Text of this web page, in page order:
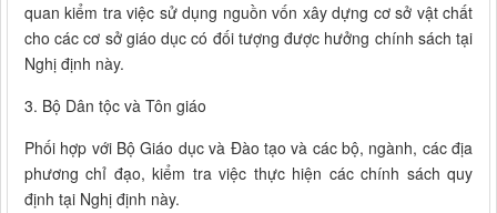
quan kiểm tra việc sử dụng nguồn vốn xây dựng cơ sở vật chất
cho các cơ sở giáo dục có đối tượng được hưởng chính sách tại
Nghị định này.
3. Bộ Dân tộc và Tôn giáo
Phối hợp với Bộ Giáo dục và Đào tạo và các bộ, ngành, các địa
phương chỉ đạo, kiểm tra việc thực hiện các chính sách quy
định tại Nghị định này.